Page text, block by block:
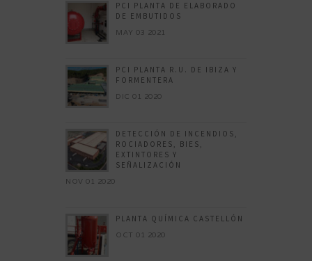
PCI PLANTA DE ELABORADO
DE EMBUTIDOS
MAY 03 2021
PCI PLANTA R.U. DE IBIZA Y
FORMENTERA
DIC 01 2020
DETECCIÓN DE INCENDIOS,
ROCIADORES, BIES,
EXTINTORES Y
SEÑALIZACIÓN
NOV 01 2020
PLANTA QUÍMICA CASTELLÓN
OCT 01 2020